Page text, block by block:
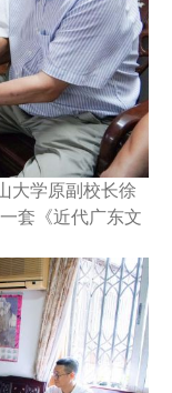
大学原副校长徐
套《近代广东文